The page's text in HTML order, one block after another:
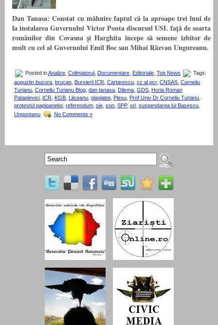
Dan Tanasa: Constat cu mâhnire faptul că la aproape trei luni de
la instalarea Guvernului Victor Ponta discursul USL față de soarta
românilor din Covasna și Harghita începe să semene izbitor de
mult cu cel al Guvernului Emil Boc sau Mihai Răzvan Ungureanu.
Posted inAnalize Colimatorul Documentare Editoriale Top News
Tags:
augustin buzura, brucan, Bursierii ICR, Cartarescu, cc al pcr, CNSAS, Corneliu
Turianu, Corneliu Turianu Blog, dan tanasa, Dilema, GDS, Horia Roman
Patapievici, ICR, KGB, Liiceanu, plagiator, Plesu, Prof Univ Dr Corneliu Turianu,
protestul papioanelor, referendum, sie, son, SPP, sri, suspendarea lui Basescu,
Ungureanu
No Comments »